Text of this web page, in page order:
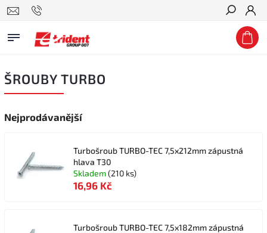
Hledat
ŠROUBY TURBO
Nejprodávanější
Turbošroub TURBO-TEC 7,5x212mm zápustná
hlava T30
Skladem(210 ks)
16,96 Kč
Turbošroub TURBO-TEC 7,5x182mm zápustná